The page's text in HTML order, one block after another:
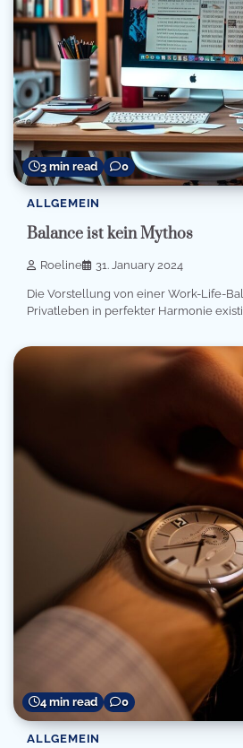
3 min read 0
ALLGEMEIN
Balance ist kein Mythos
Roeline 31. January 2024
Die Vorstellung von einer Work-Life-
Privatleben in perfekter Harmonie
4 min read 0
ALLGEMEIN